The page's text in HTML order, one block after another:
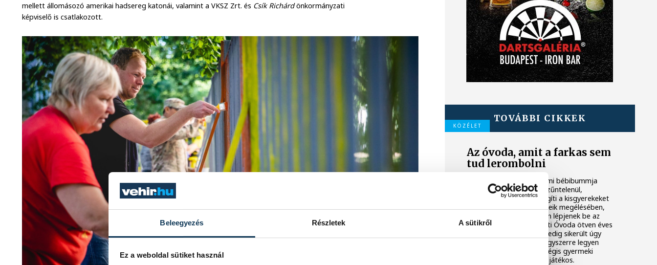
Beleegyezés Részletek A sütikről
Ez a weboldal sütiket használ
mellett állomásozó amerikai hadsereg katonái, valamint a VKSZ Zrt. és Csík Richárdönkormányzati
képviselő is csatlakozott.
TOVÁBBI CIKKEK
KÖZÉLET
Az óvoda, amit a farkas sem
tud lerombolni
A hetvenes évek veszprémi bébibummja
idején épült és azóta is szűntelenül,
generációkon átívelve segíti a kisgyerekeket
az első közösségi élményeik megélésében,
aztán hogy magabiztosan lépjenek be az
iskola kapuján. Az Egry Úti Óvoda ötven éves
lett, a kerek évfordulót pedig sikerült úgy
megünnepelni, hogy az egyszerre legyen
emelkedett, megható, mégis gyermeki
szellemiségben vidám és játékos.